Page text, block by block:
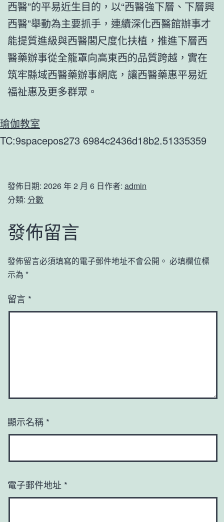
西醫”的平易近生目的，以“西醫強下層、下層興
西醫”舉動為主要抓手，連續深化西醫館辦事才
能提質進級與西醫閣尺度化扶植，推進下層西
醫藥辦事從全籠罩向高東西的品質跨越，實在
筑牢縣域西醫藥辦事網底，讓西醫藥惠平易近
福祉惠及更多群眾。
瑜伽教室
TC:9spacepos273 6984c2436d18b2.51335359
發佈日期: 2026 年 2 月 6 日作者: admin
分類: 分數
發佈留言
發佈留言必須填寫的電子郵件地址不會公開。 必填欄位標
示為 *
留言 *
顯示名稱 *
電子郵件地址 *